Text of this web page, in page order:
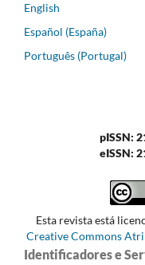
English
Español (España)
Português (Portugal)
pISSN:
eISSN:
Esta revista está
Creative Commons
Identificadores e